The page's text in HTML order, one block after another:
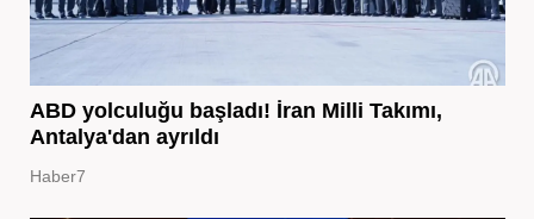
ABD yolculuğu başladı! İran Milli Takımı,
Antalya'dan ayrıldı
Haber7